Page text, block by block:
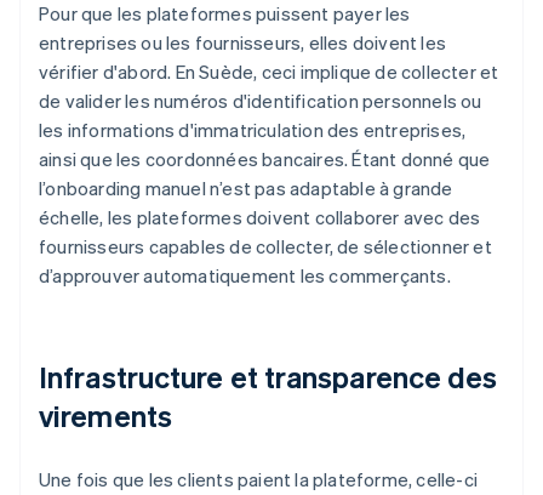
Pour que les plateformes puissent payer les
entreprises ou les fournisseurs, elles doivent les
vérifier d'abord. En Suède, ceci implique de collecter et
de valider les numéros d'identification personnels ou
les informations d'immatriculation des entreprises,
ainsi que les coordonnées bancaires. Étant donné que
l’onboarding manuel n’est pas adaptable à grande
échelle, les plateformes doivent collaborer avec des
fournisseurs capables de collecter, de sélectionner et
d’approuver automatiquement les commerçants.
Infrastructure et transparence des
virements
Une fois que les clients paient la plateforme, celle-ci